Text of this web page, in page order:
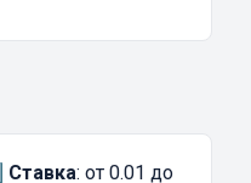
Ставка: от 0.01 до